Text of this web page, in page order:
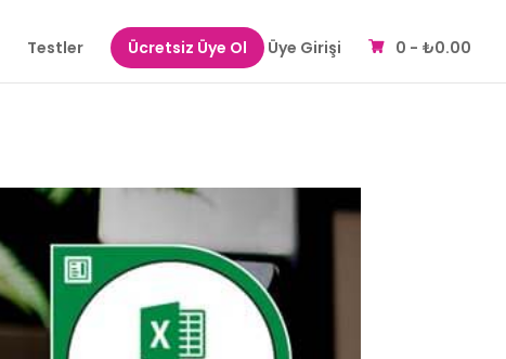
Testler Ücretsiz Üye Ol Üye Girişi 0 - ₺0.00